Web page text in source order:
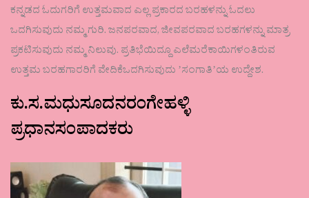
ಕನ್ನಡದ ಓದುಗರಿಗೆ ಉತ್ತಮವಾದ ಎಲ್ಲ ಪ್ರಕಾರದ ಬರಹಳನ್ನು ಓದಲು
ಒದಗಿಸುವುದು ನಮ್ಮ ಗುರಿ. ಜನಪರವಾದ, ಜೀವಪರವಾದ ಬರಹಗಳನ್ನು ಮಾತ್ರ
ಪ್ರಕಟಿಸುವುದು ನಮ್ಮ ನಿಲುವು. ಪ್ರತಿಭೆಯಿದ್ದೂ ಎಲೆಮರೆಕಾಯಿಗಳಂತಿರುವ
ಉತ್ತಮ ಬರಹಗಾರರಿಗೆ ವೇದಿಕೆಒದಗಿಸುವುದು ʼಸಂಗಾತಿʼಯ ಉದ್ದೇಶ.
ಕು.ಸ.ಮಧುಸೂದನರಂಗೇಹಳ್ಳಿ
ಪ್ರಧಾನಸಂಪಾದಕರು